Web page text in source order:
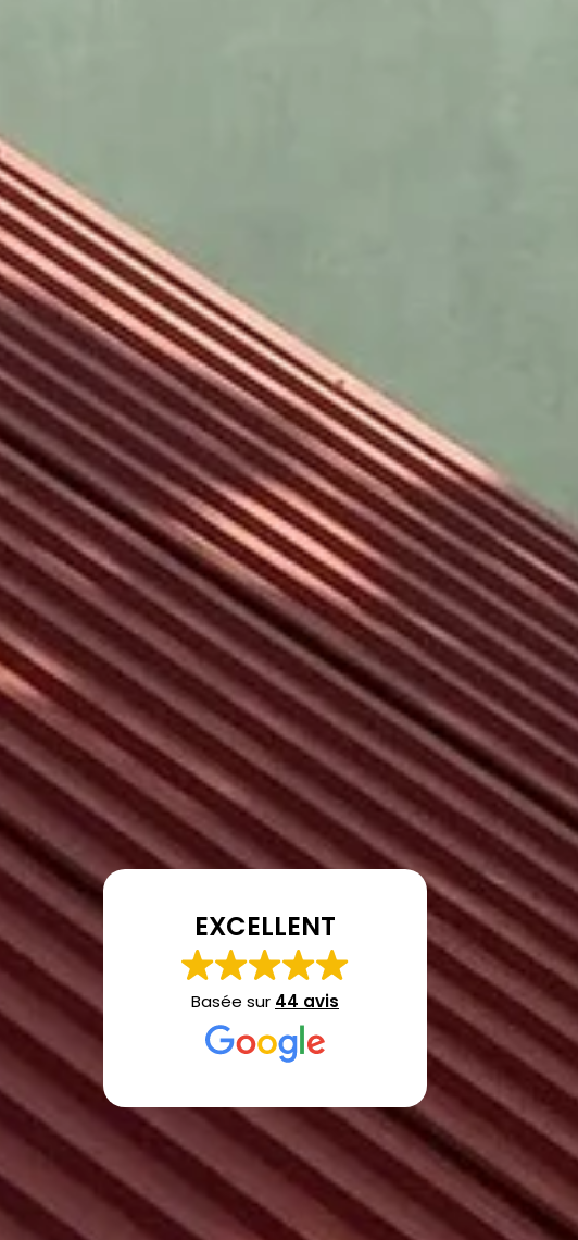
EXCELLENT
Basée sur 44 avis